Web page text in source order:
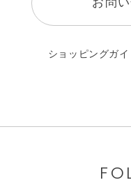
お問
ショッピングガイ